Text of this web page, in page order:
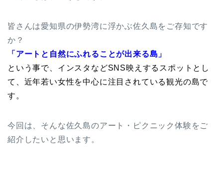
皆さんは愛知県の伊勢湾に浮かぶ佐久島をご存知です
か？
「アートと自然にふれることが出来る島」
という事で、インスタなどSNS映えするスポットとし
て、近年若い女性を中心に注目されている観光の島で
す。
今回は、そんな佐久島のアート・ピクニック体験をご
紹介したいと思います。